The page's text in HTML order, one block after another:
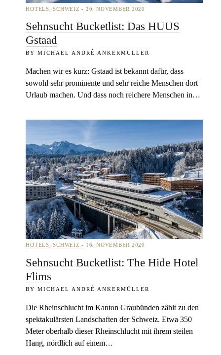
HOTELS SCHWEIZ 20. NOVEMBER 2020
Sehnsucht Bucketlist: Das HUUS
Gstaad
MICHAEL ANDRÉ ANKERMÜLLER
Machen wir es kurz: Gstaad ist bekannt dafür, dass
sowohl sehr prominente und sehr reiche Menschen dort
Urlaub machen. Und dass noch reichere Menschen in…
HOTELS SCHWEIZ 16. NOVEMBER 2020
Sehnsucht Bucketlist: The Hide Hotel
Flims
MICHAEL ANDRÉ ANKERMÜLLER
Die Rheinschlucht im Kanton Graubünden zählt zu den
spektakulärsten Landschaften der Schweiz. Etwa 350
Meter oberhalb dieser Rheinschlucht mit ihrem steilen
Hang, nördlich auf einem…